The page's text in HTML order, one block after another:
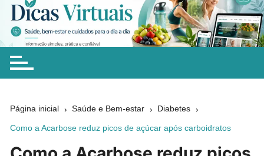
para
Dicas Virtuais
Dicas simples sobre saúde, bem-estar, beleza, alimentação,
chás e cuidados naturais para ajudar você a fazer escolhas
Página inicial Saúde e Bem-estar Diabetes
Como a Acarbose reduz picos de açúcar após carboidratos